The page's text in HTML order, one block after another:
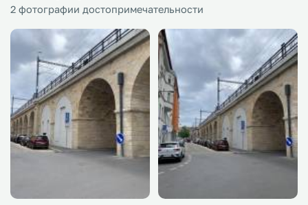
2 фотографии достопримечательности